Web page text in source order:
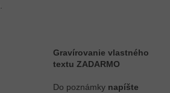
Gravírovanie vlastného
textu ZADARMO
Do poznámky napíšte